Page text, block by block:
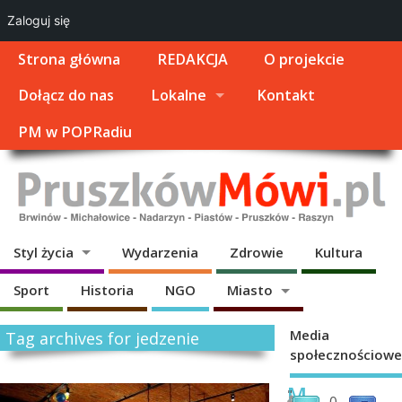
Strona główna REDAKCJA
O projekcie
Dołącz do nas
Lokalne
Kontakt
PM w POPRadiu
Styl życia Wydarzenia Zdrowie Kultura
Sport Historia NGO Miasto
Tag archives for jedzenie
M
"
Media
społecznościowe
Zaloguj się